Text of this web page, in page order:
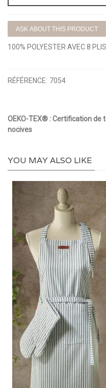
ASK ABOUT THIS PRODUCT
100% POLYESTER AVEC 8
RÉFÉRENCE: 7054
OEKO-TEX® : Certification
nocives
YOU MAY ALSO LIKE